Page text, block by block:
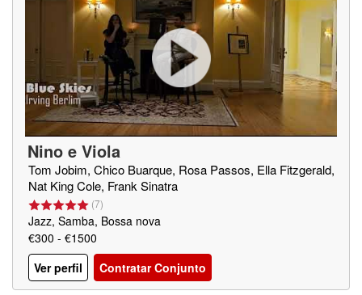
Nino e Viola
Tom Jobim, Chico Buarque, Rosa Passos, Ella Fitzgerald,
Nat King Cole, Frank Sinatra
(7)
Jazz, Samba, Bossa nova
€300 - €1500
Ver perfil
Contratar Conjunto